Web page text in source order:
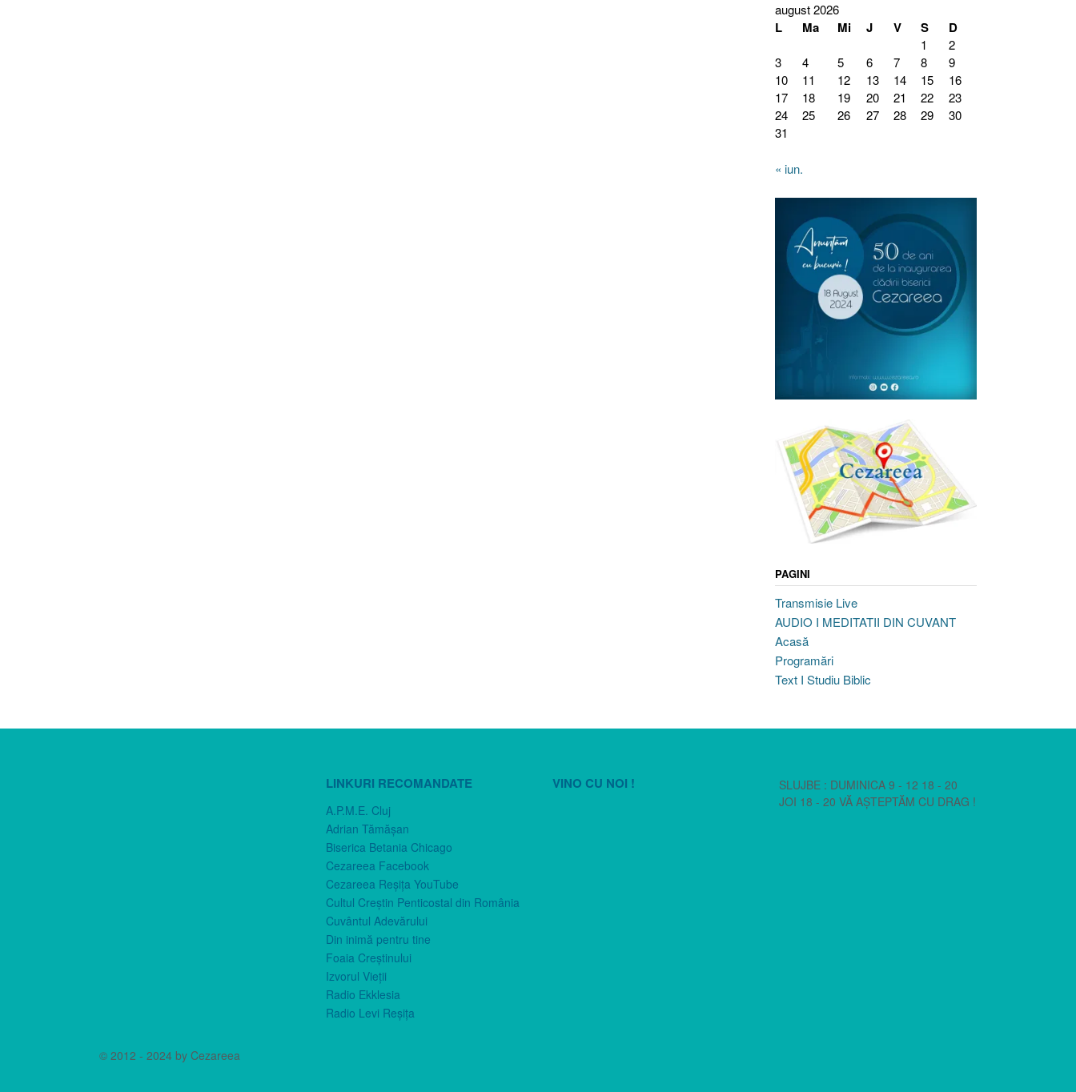
august 2026
L Ma Mi J V S D
1
2
3
4 5 6 7 8
9
10
11 12 13 14 15
16
17
18 19 20 21 22
23
24
25 26 27 28 29
30
31
« iun.
PAGINI
Transmisie Live
AUDIO I MEDITATII DIN CUVANT
Acasă
Programări
Text I Studiu Biblic
LINKURI RECOMANDATE
A.P.M.E. Cluj
Adrian Tămăşan
Biserica Betania Chicago
Cezareea Facebook
Cezareea Reşiţa YouTube
Cultul Creştin Penticostal din România
Cuvântul Adevărului
Din inimă pentru tine
Foaia Creştinului
Izvorul Vieţii
Radio Ekklesia
Radio Levi Reşiţa
VINO CU NOI !
SLUJBE : DUMINICA 9 - 12 18 - 20
JOI 18 - 20 VĂ AȘTEPTĂM CU DRAG !
© 2012 - 2024 by Cezareea